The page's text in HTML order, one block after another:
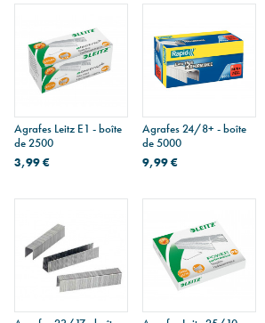
Agrafes Leitz E1 - boîte
de 2500
3,99 €
Agrafes 24/8+ - boîte
de 5000
9,99 €